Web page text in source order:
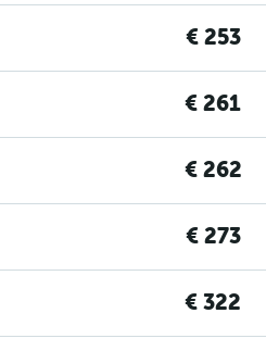
€ 253
€ 261
€ 262
€ 273
€ 322